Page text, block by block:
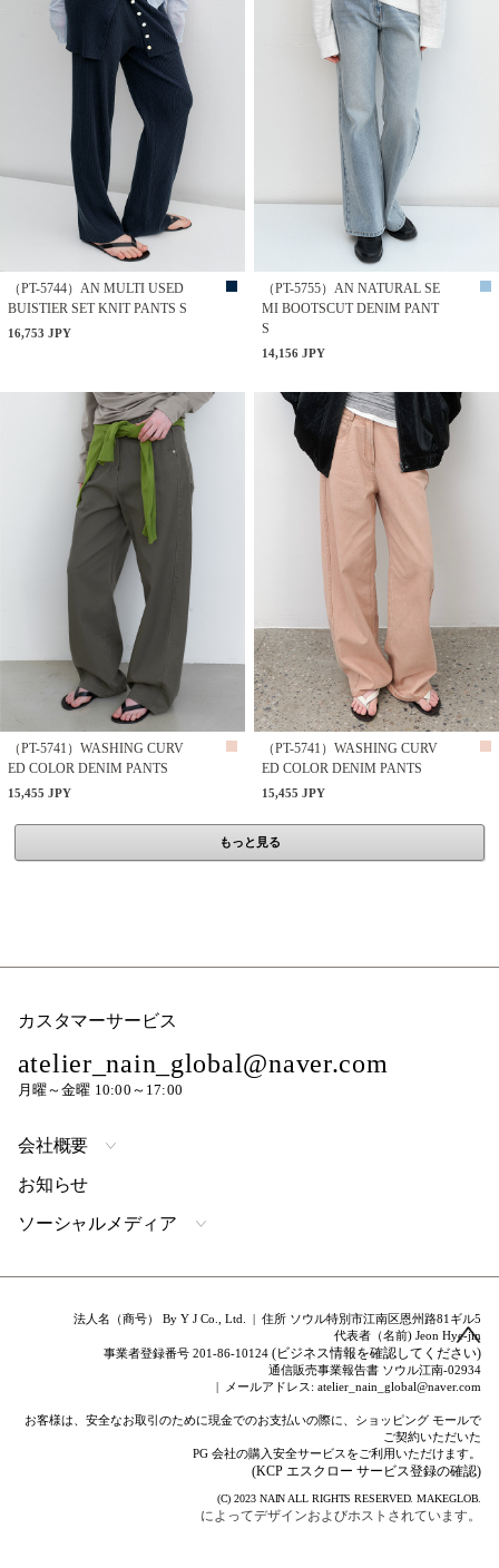
（PT-5744）AN MULTI USED
BUISTIER SET KNIT PANTS S
16,753 JPY
（PT-5755）AN NATURAL SE
MI BOOTSCUT DENIM PANT
S
14,156 JPY
（PT-5741）WASHING CURV
ED COLOR DENIM PANTS
15,455 JPY
（PT-5741）WASHING CURV
ED COLOR DENIM PANTS
15,455 JPY
もっと見る
カスタマーサービス
atelier_nain_global@naver.com
月曜～金曜 10:00～17:00
会社概要
お知らせ
ソーシャルメディア
法人名（商号） By Y J Co., Ltd. | 住所 ソウル特別市江南区恩州路81ギル5
代表者（名前) Jeon Hye-jin
事業者登録番号 201-86-10124(ビジネス情報を確認してください)
通信販売事業報告書 ソウル江南-02934
| メールアドレス: atelier_nain_global@naver.com
お客様は、安全なお取引のために現金でのお支払いの際に、ショッピング モールで
ご契約いただいた
PG 会社の購入安全サービスをご利用いただけます。
(KCP エスクロー サービス登録の確認)
(C) 2023 NAIN ALL RIGHTS RESERVED.MAKEGLOB.
によってデザインおよびホストされています。